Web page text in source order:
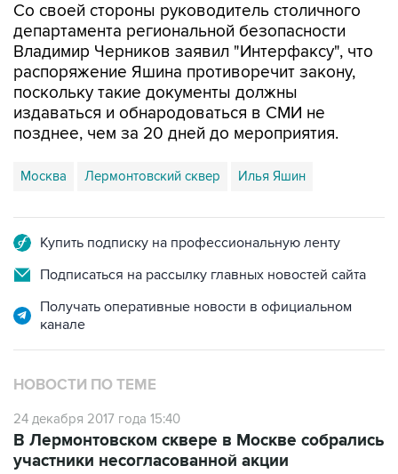
Со своей стороны руководитель столичного
департамента региональной безопасности
Владимир Черников заявил "Интерфаксу", что
распоряжение Яшина противоречит закону,
поскольку такие документы должны
издаваться и обнародоваться в СМИ не
позднее, чем за 20 дней до мероприятия.
Москва Лермонтовский сквер Илья Яшин
Купить подписку на профессиональную ленту
Подписаться на рассылку главных новостей сайта
Получать оперативные новости в официальном
канале
НОВОСТИ ПО ТЕМЕ
24 декабря 2017 года 15:40
В Лермонтовском сквере в Москве собрались
участники несогласованной акции